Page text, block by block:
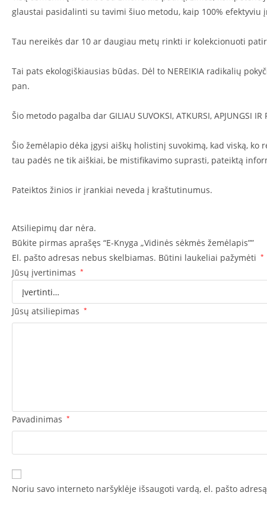
glaustai pasidalinti su tavimi šiuo metodu, kaip 100% efektyviu
Tau nereikės dar 10 ar daugiau metų rinkti ir kolekcionuoti
Tai pats ekologiškiausias būdas. Dėl to NEREIKIA radikalių
pan.
Šio metodo pagalba dar GILIAU SUVOKSI, ATKURSI, APJUNGSI IR
Šio žemėlapio dėka įgysi aiškų holistinį suvokimą, kad viską,
tau padės ne tik aiškiai, be mistifikavimo suprasti, pateiktą
Pateiktos žinios ir įrankiai neveda į kraštutinumus.
Atsiliepimų dar nėra.
Būkite pirmas aprašęs “E-Knyga „Vidinės sėkmės žemėlapis””
El. pašto adresas nebus skelbiamas. Būtini laukeliai pažymėti *
Jūsų įvertinimas *
Jūsų atsiliepimas *
Pavadinimas *
Noriu savo interneto naršyklėje išsaugoti vardą, el. pašto